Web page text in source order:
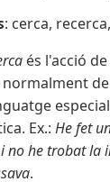
: cerca,
és l'acció
Ex.: He fet
no he trobat la
.